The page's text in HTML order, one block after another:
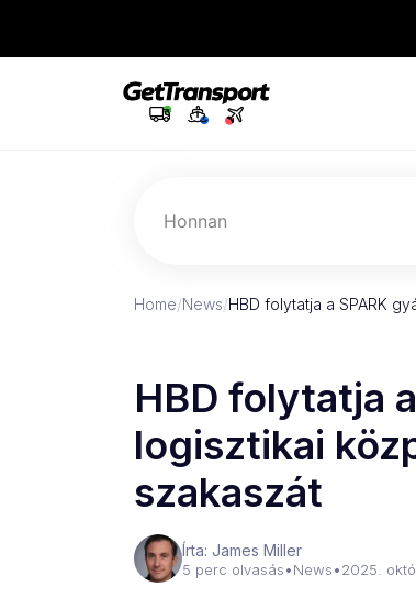
Honnan
Home/News/HBD folytatja a SPARK
HBD folytatja
logisztikai
szakaszát
Írta: James Miller
5 perc olvasás•News•2025.